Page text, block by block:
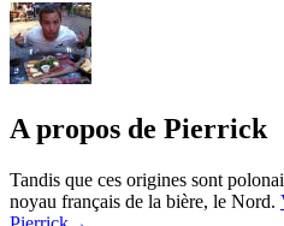
A propos de Pierrick
Tandis que ces origines sont
noyau français de la bière, le Nord.